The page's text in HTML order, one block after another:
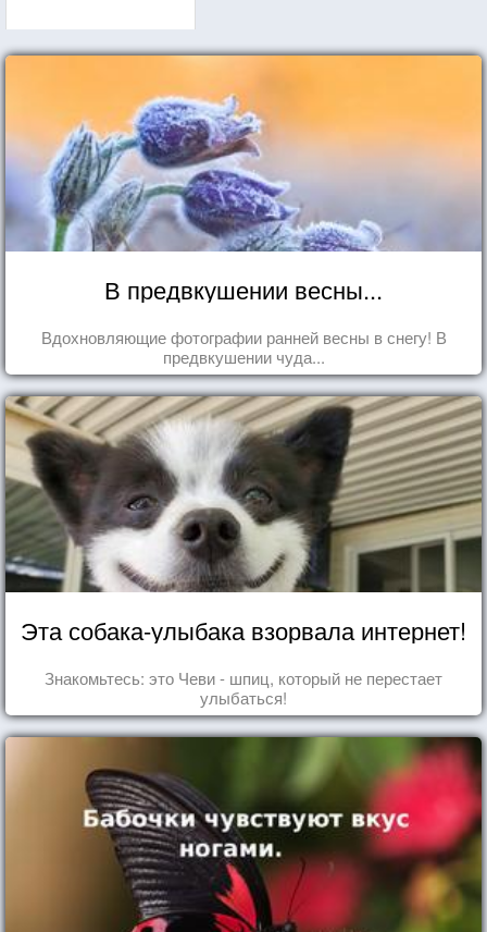
В предвкушении весны...
Вдохновляющие фотографии ранней весны в снегу! В
предвкушении чуда...
Эта собака-улыбака взорвала интернет!
Знакомьтесь: это Чеви - шпиц, который не перестает
улыбаться!